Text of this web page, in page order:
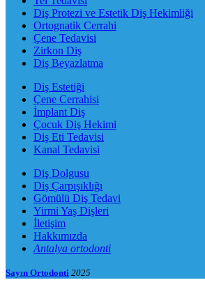
Diş Protezi ve Estetik Diş Hekimliği
Ortognatik Cerrahi
Çene Tedavisi
Zirkon Diş
Diş Beyazlatma
Diş Estetiği
Çene Cerrahisi
İmplant Diş
Çocuk Diş Hekimi
Diş Eti Tedavisi
Kanal Tedavisi
Diş Dolgusu
Diş Çarpışıklığı
Gömülü Diş Tedavi
Yirmi Yaş Dişleri
İletişim
Hakkımızda
Antalya ortodonti
Sayın Ortodonti 2025